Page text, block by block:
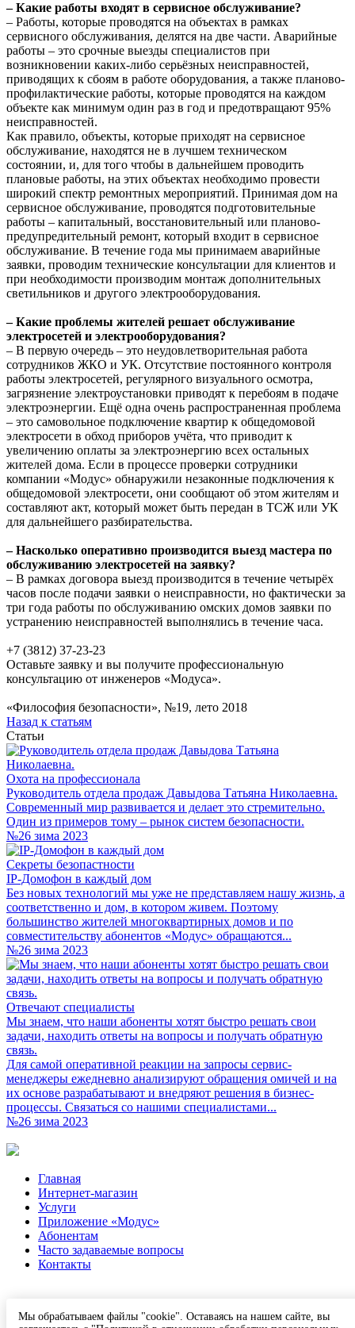
– Какие работы входят в сервисное обслуживание?
– Работы, которые проводятся на объектах в рамках
сервисного обслуживания, делятся на две части. Аварийные
работы – это срочные выезды специалистов при
возникновении каких-либо серьёзных неисправностей,
приводящих к сбоям в работе оборудования, а также планово-
профилактические работы, которые проводятся на каждом
объекте как минимум один раз в год и предотвращают 95%
неисправностей.
Как правило, объекты, которые приходят на сервисное
обслуживание, находятся не в лучшем техническом
состоянии, и, для того чтобы в дальнейшем проводить
плановые работы, на этих объектах необходимо провести
широкий спектр ремонтных мероприятий. Принимая дом на
сервисное обслуживание, проводятся подготовительные
работы – капитальный, восстановительный или планово-
предупредительный ремонт, который входит в сервисное
обслуживание. В течение года мы принимаем аварийные
заявки, проводим технические консультации для клиентов и
при необходимости производим монтаж дополнительных
светильников и другого электрооборудования.
– Какие проблемы жителей решает обслуживание
электросетей и электрооборудования?
– В первую очередь – это неудовлетворительная работа
сотрудников ЖКО и УК. Отсутствие постоянного контроля
работы электросетей, регулярного визуального осмотра,
загрязнение электроустановки приводят к перебоям в подаче
электроэнергии. Ещё одна очень распространенная проблема
– это самовольное подключение квартир к общедомовой
электросети в обход приборов учёта, что приводит к
увеличению оплаты за электроэнергию всех остальных
жителей дома. Если в процессе проверки сотрудники
компании «Модус» обнаружили незаконные подключения к
общедомовой электросети, они сообщают об этом жителям и
составляют акт, который может быть передан в ТСЖ или УК
для дальнейшего разбирательства.
– Насколько оперативно производится выезд мастера по
обслуживанию электросетей на заявку?
– В рамках договора выезд производится в течение четырёх
часов после подачи заявки о неисправности, но фактически за
три года работы по обслуживанию омских домов заявки по
устранению неисправностей выполнялись в течение часа.
+7 (3812) 37-23-23
Оставьте заявку и вы получите профессиональную
консультацию от инженеров «Модуса».
«Философия безопасности», №19, лето 2018
Назад к статьям
Статьи
Охота на профессионала
Руководитель отдела продаж Давыдова Татьяна Николаевна.
Современный мир развивается и делает это стремительно.
Один из примеров тому – рынок систем безопасности.
№26 зима 2023
Секреты безопастности
IP-Домофон в каждый дом
Без новых технологий мы уже не представляем нашу жизнь, а
соответственно и дом, в котором живем. Поэтому
большинство жителей многоквартирных домов и по
совместительству абонентов «Модус» обращаются...
№26 зима 2023
Отвечают специалисты
Мы знаем, что наши абоненты хотят быстро решать свои
задачи, находить ответы на вопросы и получать обратную
связь.
Для самой оперативной реакции на запросы сервис-
менеджеры ежедневно анализируют обращения омичей и на
их основе разрабатывают и внедряют решения в бизнес-
процессы. Связаться со нашими специалистами...
№26 зима 2023
Главная
Интернет-магазин
Услуги
Приложение «Модус»
Абонентам
Часто задаваемые вопросы
Контакты
Юридический адрес: 127247, город Москва, Дмитровское ш.,
Мы обрабатываем файлы "cookie". Оставаясь на нашем сайте, вы